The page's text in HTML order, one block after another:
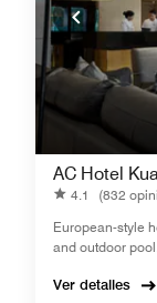
AC Hotel
4.1
(832
European-style
and outdoor
Ver detalles